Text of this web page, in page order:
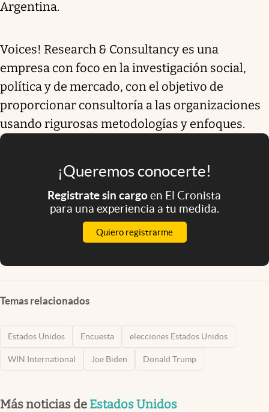
Argentina.
Voices! Research & Consultancy es una
empresa con foco en la investigación social,
política y de mercado, con el objetivo de
proporcionar consultoría a las organizaciones
usando rigurosas metodologías y enfoques.
¡Queremos conocerte!
Registrate sin cargoen El Cronista
para una experiencia a tu medida.
Quiero registrarme
Temas relacionados
Estados Unidos Encuesta elecciones Estados Unidos
WIN International Joe Biden Donald Trump
Más noticias de Estados Unidos